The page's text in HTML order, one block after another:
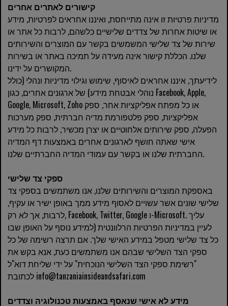
קישורים לאתרים אחרים
מדיניות פרטיות זו אינה מתייחסת, ואיננו אחראים לפרטיות, מידע
או שיטות אחרות של צדדים שלישיים כלשהם, לרבות כל אתר או
שירות של צד שלישי המשמשים בקשר עם המוצרים והשירותים
שלנו. הכללת קישור אינה מעידה על תמיכה באתר או בשירות
המקושרים על ידינו.
לידיעתך, איננו אחראים לאיסוף, שימוש וגילוי מדיניות ונהלי (כולל
נוהלי אבטחת מידע) של ארגונים אחרים, כגון Facebook, Apple,
Google, Microsoft, Zoho או כל מפתח אפליקציות אחר, ספק
אפליקציות, ספק פלטפורמת מדיה חברתית, ספק מערכות
הפעלה, ספק שירותים אלחוטיים או יצרן מכשיר, לרבות כל מידע
אישי שאתה חושף לארגונים אחרים באמצעות דף המדיה
החברתית שלנו או בקשר עם עמודי המדיה החברתיים שלנו.
ספקי צד שלישי
באספקת המוצרים והשירותים שלנו, אנו משתמשים בספקי צד
שלישי שונים אשר עשויים לאסוף מידע ממך באופן ישיר או עקיף,
לרבות, אך לא רק, Facebook, Twitter, Google ו-Microsoft. עליך
לעיין במדיניות הפרטיות הרלוונטית (למידע נוסף על האופן שבו
כל צד שלישי מטפל במידע האישי שלך. אם תרצה רשימה של כל
ספקי הצד השלישי שבהם אנו משתמשים כעת, אנא בקש את
"רשימת ספקי הצד השלישי הנוכחית" על ידי שליחת דוא"ל
לכתובת info@tanzaniainsideandsafari.com
מידע לא אישי שנאסף באמצעות טכנולוגיה וצדדים